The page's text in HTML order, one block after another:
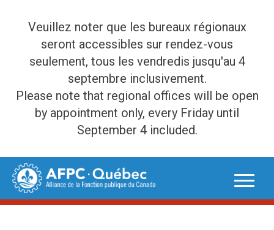
Veuillez noter que les bureaux régionaux
seront accessibles sur rendez-vous
seulement, tous les vendredis jusqu'au 4
septembre inclusivement.
Please note that regional offices will be open
by appointment only, every Friday until
September 4 included.
Skip
content